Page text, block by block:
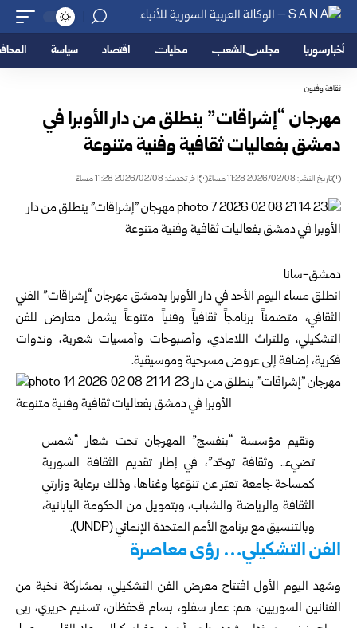
أخبار سوريا مجلس الشعب محليات اقتصاد سياسة
ثقافة وفنون
مهرجان “إشراقات” ينطلق من دار الأوبرا في
دمشق بفعاليات ثقافية وفنية متنوعة
تاريخ النشر: 2026/02/08 11:28 مساءً اخر تحديث: 2026/02/08 11:28 مساءً
دمشق-سانا
انطلق مساء اليوم الأحد في دار الأوبرا بدمشق مهرجان “إشراقات” الفني
الثقافي، متضمناً برنامجاً ثقافياً وفنياً متنوعاً يشمل معارض للفن
التشكيلي، وللتراث اللامادي، وأصبوحات وأمسيات شعرية، وندوات
فكرية، إضافة إلى عروض مسرحية وموسيقية.
وتقيم مؤسسة “بنفسج” المهرجان تحت شعار “شمس
تضيء.. وثقافة توحّد”، في إطار تقديم الثقافة السورية
كمساحة جامعة تعبّر عن تنوّعها وغناها، وذلك برعاية وزارتي
الثقافة والرياضة والشباب، وبتمويل من الحكومة اليابانية،
وبالتنسيق مع برنامج الأمم المتحدة الإنمائي (UNDP).
الفن التشكيلي… رؤى معاصرة
وشهد اليوم الأول افتتاح معرض الفن التشكيلي، بمشاركة نخبة من
الفنانين السوريين، هم: عمار سفلو، بسام قحفظان، تسنيم حريري، ربى